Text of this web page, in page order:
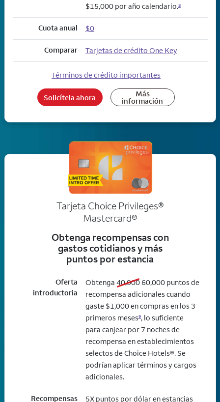
$15,000 por año calendario.8
Cuota anual $0
Comparar Tarjetas de crédito One Key
Términos de crédito importantes
Solicítela ahora Más
información
Tarjeta Choice Privileges®
Mastercard®
Obtenga recompensas con
gastos cotidianos y más
puntos por estancia
Oferta
introductoria
Obtenga 40,000old bonus
60,000new bonus
puntos de
recompensa adicionales cuando
gaste $1,000 en compras en los 3
primeros meses9, lo suficiente
para canjear por 7 noches de
recompensa en establecimientos
selectos de Choice Hotels®. Se
podrían aplicar términos y cargos
adicionales.
Recompensas
5X puntos por dólar en estancias